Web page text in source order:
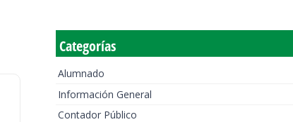
Categorías
Alumnado
Información General
Contador Público